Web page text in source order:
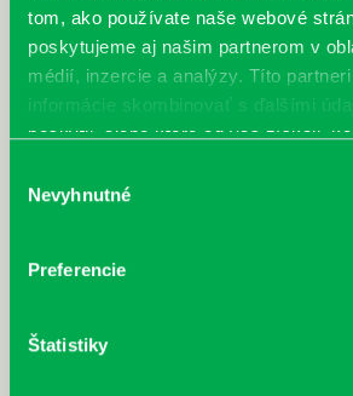
tom, ako používate naše webové
poskytujeme aj našim partnerom v
médií, inzercie a analýzy. Títo
informácie skombinovať s ďalšími
poskytli, alebo ktoré od vás získali,
súhlasu
Nevyhnutné
Preferencie
Štatistiky
McGrath, Andy: Tadej Pogačar:
cyklistu modernej doby:
nezastaviteľný